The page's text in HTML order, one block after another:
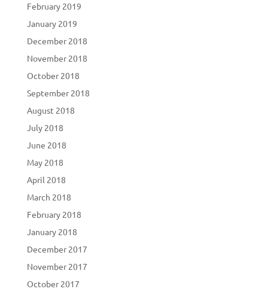
February 2019
January 2019
December 2018
November 2018
October 2018
September 2018
August 2018
July 2018
June 2018
May 2018
April 2018
March 2018
February 2018
January 2018
December 2017
November 2017
October 2017